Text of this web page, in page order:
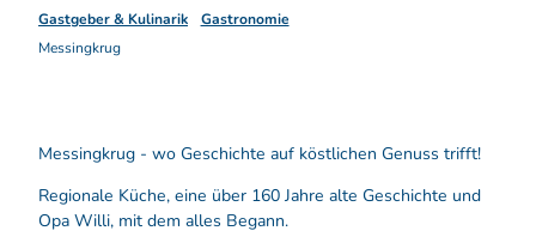
Gastgeber & Kulinarik
Gastronomie
Messingkrug
Messingkrug - wo Geschichte auf köstlichen Genuss trifft!
Regionale Küche, eine über 160 Jahre alte Geschichte und
Opa Willi, mit dem alles Begann.